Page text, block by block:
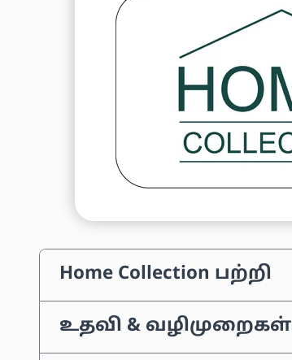
Home Collection பற்றி
உதவி & வழிமுறைகள்